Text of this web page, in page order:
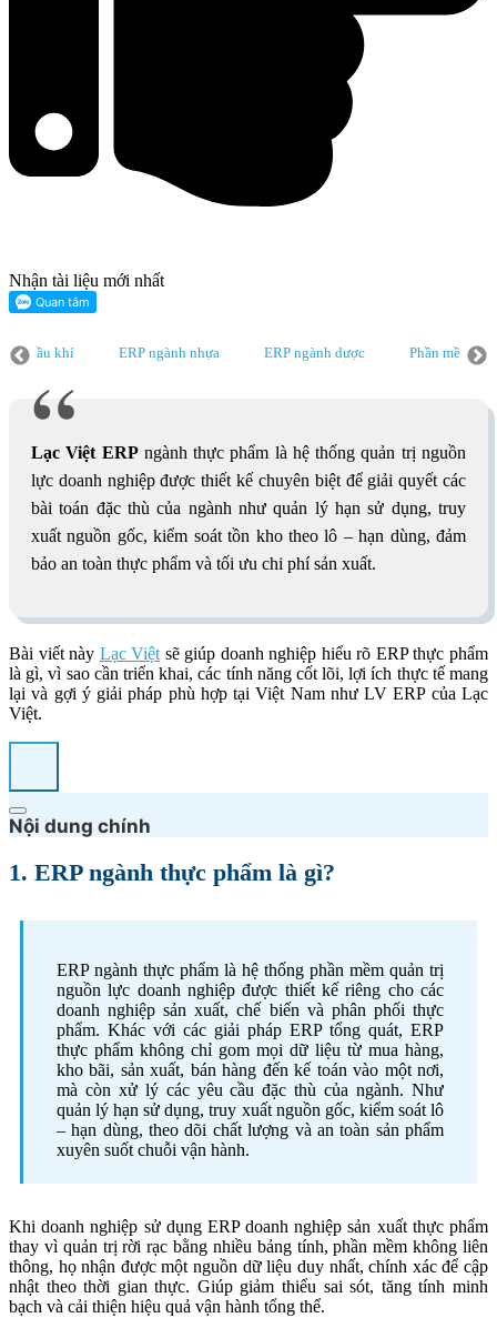
Nhận tài liệu mới nhất
dầu khí ERP ngành nhựa ERP ngành dược
Phần mềm
Lạc Việt ERPngành thực phẩm là hệ thống quản trị nguồn
lực doanh nghiệp được thiết kế chuyên biệt để giải quyết các
bài toán đặc thù của ngành như quản lý hạn sử dụng, truy
xuất nguồn gốc, kiểm soát tồn kho theo lô – hạn dùng, đảm
bảo an toàn thực phẩm và tối ưu chi phí sản xuất.
Bài viết này Lạc Việtsẽ giúp doanh nghiệp hiểu rõ ERP thực phẩm
là gì, vì sao cần triển khai, các tính năng cốt lõi, lợi ích thực tế mang
lại và gợi ý giải pháp phù hợp tại Việt Nam như LV ERP của Lạc
Việt.
Nội dung chính
1. ERP ngành thực phẩm là gì?
ERP ngành thực phẩm là hệ thống phần mềm quản trị
nguồn lực doanh nghiệp được thiết kế riêng cho các
doanh nghiệp sản xuất, chế biến và phân phối thực
phẩm. Khác với các giải pháp ERP tổng quát, ERP
thực phẩm không chỉ gom mọi dữ liệu từ mua hàng,
kho bãi, sản xuất, bán hàng đến kế toán vào một nơi,
mà còn xử lý các yêu cầu đặc thù của ngành. Như
quản lý hạn sử dụng, truy xuất nguồn gốc, kiểm soát lô
– hạn dùng, theo dõi chất lượng và an toàn sản phẩm
xuyên suốt chuỗi vận hành.
Khi doanh nghiệp sử dụng ERP doanh nghiệp sản xuất thực phẩm
thay vì quản trị rời rạc bằng nhiều bảng tính, phần mềm không liên
thông, họ nhận được một nguồn dữ liệu duy nhất, chính xác để cập
nhật theo thời gian thực. Giúp giảm thiểu sai sót, tăng tính minh
bạch và cải thiện hiệu quả vận hành tổng thể.